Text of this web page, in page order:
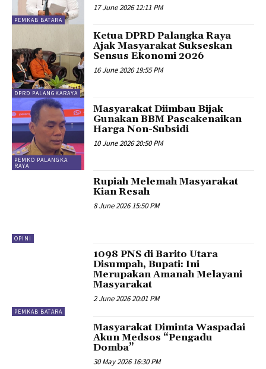
PEMKAB BATARA
17 June 2026 12:11 PM
DPRD PALANGKARAYA
Ketua DPRD Palangka Raya
Ajak Masyarakat Sukseskan
Sensus Ekonomi 2026
16 June 2026 19:55 PM
PEMKO PALANGKA
RAYA
Masyarakat Diimbau Bijak
Gunakan BBM Pascakenaikan
Harga Non-Subsidi
10 June 2026 20:50 PM
OPINI
Rupiah Melemah Masyarakat
Kian Resah
8 June 2026 15:50 PM
PEMKAB BATARA
1098 PNS di Barito Utara
Disumpah, Bupati: Ini
Merupakan Amanah Melayani
Masyarakat
2 June 2026 20:01 PM
Masyarakat Diminta Waspadai
Akun Medsos “Pengadu
Domba”
30 May 2026 16:30 PM